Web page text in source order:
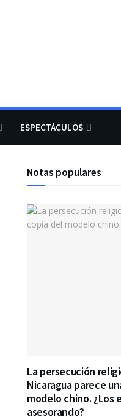
ESPECTÁCULOS
Notas populares
La persecución
Nicaragua parece
modelo chino. ¿Los
asesorando?